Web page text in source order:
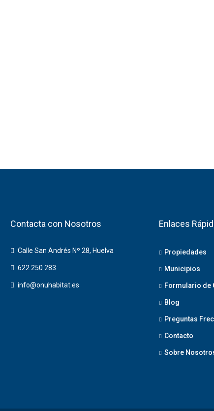
Contacta con Nosotros
Calle San Andrés Nº 28, Huelva
622 250 283
info@onuhabitat.es
Enlaces
Propiedades
Municipios
Formulario de
Blog
Preguntas
Contacto
Sobre